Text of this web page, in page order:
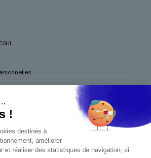
au moins cinq fruits et légumes par jour, plus
surwww.mangerbouger.fr